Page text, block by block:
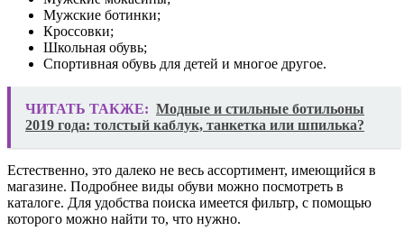
Мужские ботинки;
Кроссовки;
Школьная обувь;
Спортивная обувь для детей и многое другое.
ЧИТАТЬ ТАКЖЕ: Модные и стильные ботильоны
2019 года: толстый каблук, танкетка или шпилька?
Естественно, это далеко не весь ассортимент, имеющийся в
магазине. Подробнее виды обуви можно посмотреть в
каталоге. Для удобства поиска имеется фильтр, с помощью
которого можно найти то, что нужно.